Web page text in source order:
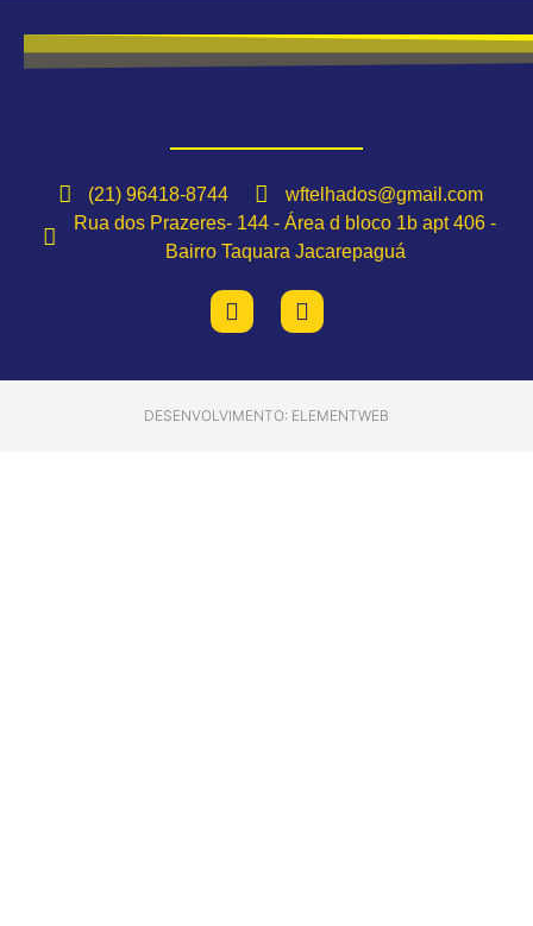
(21) 96418-8744
wftelhados@gmail.com
Rua dos Prazeres- 144 - Área d bloco 1b apt 406 -
Bairro Taquara Jacarepaguá
DESENVOLVIMENTO: ELEMENTWEB